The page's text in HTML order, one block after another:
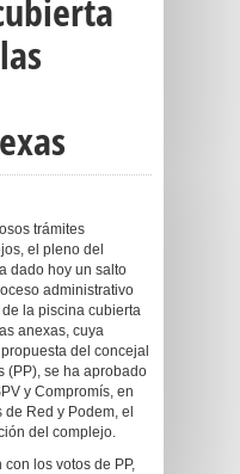
trámites
el pleno del
dado hoy un salto
administrativo
la piscina cubierta
anexas, cuya
del concejal
(PP), se ha aprobado
y Compromís, en
Red y Podem, el
del complejo.
los votos de PP,